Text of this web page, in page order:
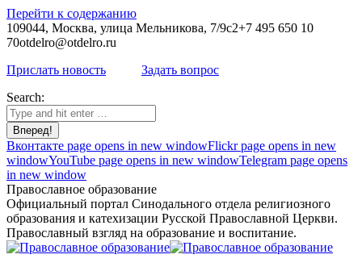
Перейти к содержанию
109044, Москва, улица Мельникова, 7/9с2+7 495 650 10
70otdelro@otdelro.ru
Прислать новость
Задать вопрос
Search:
Вконтакте page opens in new windowFlickr page opens in new
windowYouTube page opens in new windowTelegram page opens
in new window
Православное образование
Официальный портал Синодального отдела религиозного
образования и катехизации Русской Православной Церкви.
Православный взгляд на образование и воспитание.